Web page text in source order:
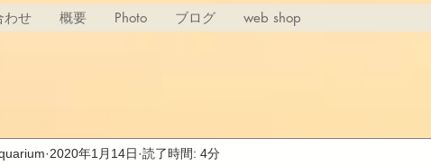
わせ 概要 Photo ブログ web shop
2020年1月14日 読了時間: 4分